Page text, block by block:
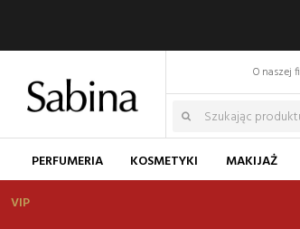
O naszej
PERFUMERIA KOSMETYKI MAKIJAŻ
VIP